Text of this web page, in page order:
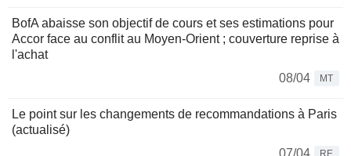
BofA abaisse son objectif de cours et ses estimations pour
Accor face au conflit au Moyen-Orient ; couverture reprise à
l'achat
08/04
MT
Le point sur les changements de recommandations à Paris
(actualisé)
07/04
RE